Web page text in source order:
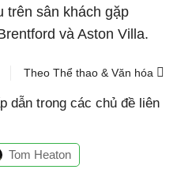
trên sân khách gặp
và Aston Villa.
Theo Thể thao & Văn hóa
dẫn trong các chủ đề liên
Tom Heaton